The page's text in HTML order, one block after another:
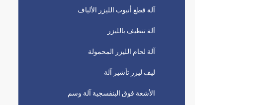
آلة قطع أنبوب الليزر الألياف
آلة تنظيف بالليزر
آلة لحام الليزر المحمولة
ليف ليزر تأشير آلة
الأشعة فوق البنفسجية آلة وسم